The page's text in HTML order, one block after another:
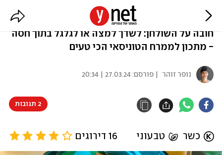
ממרח טירשי טוניסאי
חובה על השולחן: לשדך למצה או לגלגל בתוך חסה
- מתכון לממרח הטוניסאי הכי טעים
נופר זוהר | פורסם:27.03.24 | 20:34
2 תגובות
כשר טבעוני 16 דירוגים